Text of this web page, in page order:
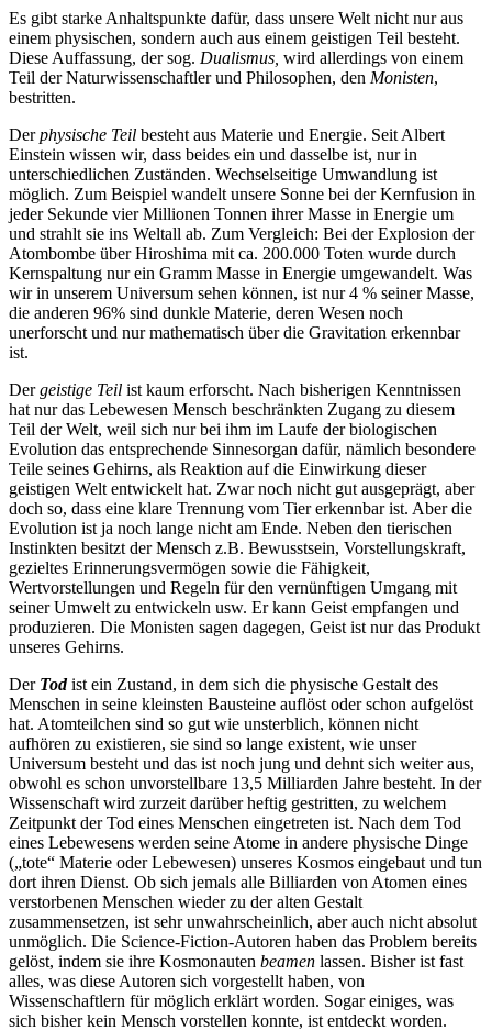
Es gibt starke Anhaltspunkte dafür, dass unsere Welt nicht nur aus
einem physischen, sondern auch aus einem geistigen Teil besteht.
Diese Auffassung, der sog. Dualismus, wird allerdings von einem
Teil der Naturwissenschaftler und Philosophen, den Monisten,
bestritten.
Derphysische Teil besteht aus Materie und Energie. Seit Albert
Einstein wissen wir, dass beides ein und dasselbe ist, nur in
unterschiedlichen Zuständen. Wechselseitige Umwandlung ist
möglich. Zum Beispiel wandelt unsere Sonne bei der Kernfusion in
jeder Sekunde vier Millionen Tonnen ihrer Masse in Energie um
und strahlt sie ins Weltall ab. Zum Vergleich: Bei der Explosion der
Atombombe über Hiroshima mit ca. 200.000 Toten wurde durch
Kernspaltung nur ein Gramm Masse in Energie umgewandelt. Was
wir in unserem Universum sehen können, ist nur 4 % seiner Masse,
die anderen 96% sind dunkle Materie, deren Wesen noch
unerforscht und nur mathematisch über die Gravitation erkennbar
ist.
Dergeistige Teil ist kaum erforscht. Nach bisherigen Kenntnissen
hat nur das Lebewesen Mensch beschränkten Zugang zu diesem
Teil der Welt, weil sich nur bei ihm im Laufe der biologischen
Evolution das entsprechende Sinnesorgan dafür, nämlich besondere
Teile seines Gehirns, als Reaktion auf die Einwirkung dieser
geistigen Welt entwickelt hat. Zwar noch nicht gut ausgeprägt, aber
doch so, dass eine klare Trennung vom Tier erkennbar ist. Aber die
Evolution ist ja noch lange nicht am Ende. Neben den tierischen
Instinkten besitzt der Mensch z.B. Bewusstsein, Vorstellungskraft,
gezieltes Erinnerungsvermögen sowie die Fähigkeit,
Wertvorstellungen und Regeln für den vernünftigen Umgang mit
seiner Umwelt zu entwickeln usw. Er kann Geist empfangen und
produzieren. Die Monisten sagen dagegen, Geist ist nur das Produkt
unseres Gehirns.
Der Todist ein Zustand, in dem sich die physische Gestalt des
Menschen in seine kleinsten Bausteine auflöst oder schon aufgelöst
hat. Atomteilchen sind so gut wie unsterblich, können nicht
aufhören zu existieren, sie sind so lange existent, wie unser
Universum besteht und das ist noch jung und dehnt sich weiter aus,
obwohl es schon unvorstellbare 13,5 Milliarden Jahre besteht. In der
Wissenschaft wird zurzeit darüber heftig gestritten, zu welchem
Zeitpunkt der Tod eines Menschen eingetreten ist. Nach dem Tod
eines Lebewesens werden seine Atome in andere physische Dinge
( tote
Materie oder Lebewesen) unseres Kosmos eingebaut und tun
dort ihren Dienst. Ob sich jemals alle Billiarden von Atomen eines
verstorbenen Menschen wieder zu der alten Gestalt
zusammensetzen, ist sehr unwahrscheinlich, aber auch nicht absolut
unmöglich. Die Science-Fiction-Autoren haben das Problem bereits
gelöst, indem sie ihre Kosmonauten beamen lassen. Bisher ist fast
alles, was diese Autoren sich vorgestellt haben, von
Wissenschaftlern für möglich erklärt worden. Sogar einiges, was
sich bisher kein Mensch vorstellen konnte, ist entdeckt worden.